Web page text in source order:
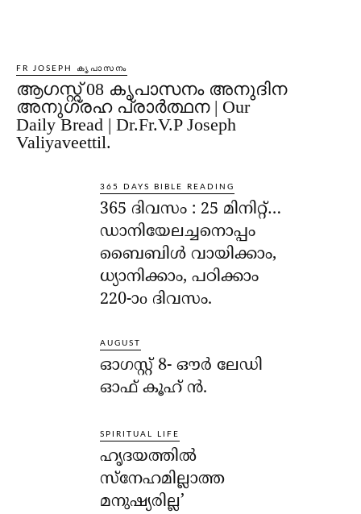
FR JOSEPH കൃപാസനം
ആഗസ്റ്റ് 08 കൃപാസനം അനുദിന
അനുഗ്രഹ പ്രാർത്ഥന | Our
Daily Bread | Dr.Fr.V.P Joseph
Valiyaveettil.
365 DAYS BIBLE READING
365 ദിവസം : 25 മിനിറ്റ്…
ഡാനിയേലച്ചനൊപ്പം
ബൈബിൾ വായിക്കാം,
ധ്യാനിക്കാം, പഠിക്കാം
220-ാo ദിവസം.
AUGUST
ഓഗസ്റ്റ് 8- ഔര്‍ ലേഡി
ഓഫ് കൂഹ് ന്‍.
SPIRITUAL LIFE
ഹൃദയത്തില്‍
സ്‌നേഹമില്ലാത്ത
മനുഷ്യരില്ല’